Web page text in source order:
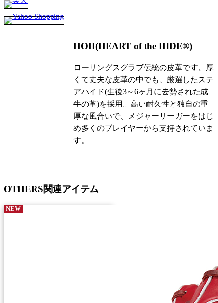
HOH(HEART of the HIDE®)
ローリングスグラブ伝統の皮革です。厚
くて丈夫な皮革の中でも、厳選したステ
アハイド(生後3～6ヶ月に去勢された成
牛の革)を採用。高い耐久性と独自の重
厚な風合いで、メジャーリーガーをはじ
め多くのプレイヤーから支持されていま
す。
OTHERS関連アイテム
NEW